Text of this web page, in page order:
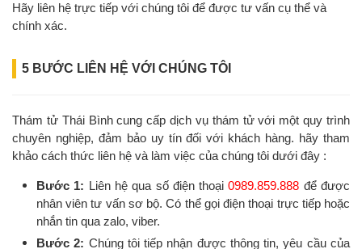
Hãy liên hệ trực tiếp với chúng tôi để được tư vấn cụ thể và
chính xác.
5 BƯỚC LIÊN HỆ VỚI CHÚNG TÔI
Thám tử Thái Bình cung cấp dịch vụ thám tử với một quy trình
chuyên nghiệp, đảm bảo uy tín đối với khách hàng. hãy tham
khảo cách thức liên hệ và làm việc của chúng tôi dưới đây :
Bước 1: Liên hệ qua số điện thoại0989.859.888 để được
nhân viên tư vấn sơ bộ. Có thể gọi điện thoại trực tiếp hoặc
nhắn tin qua zalo, viber.
Bước 2: Chúng tôi tiếp nhận được thông tin, yêu cầu của